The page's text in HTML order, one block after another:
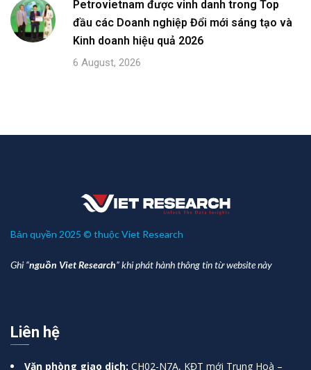
Petrovietnam được vinh danh trong Top
đầu các Doanh nghiệp Đổi mới sáng tạo và
Kinh doanh hiệu quả 2026
6 August, 2026
Bản quyền 2025 © thuộc Viet Research
Ghi “nguồn Viet Research” khi phát hành thông tin từ website này
Liên hệ
Văn phòng giao dịch: CH02-N7A, KĐT mới Trung Hoà –